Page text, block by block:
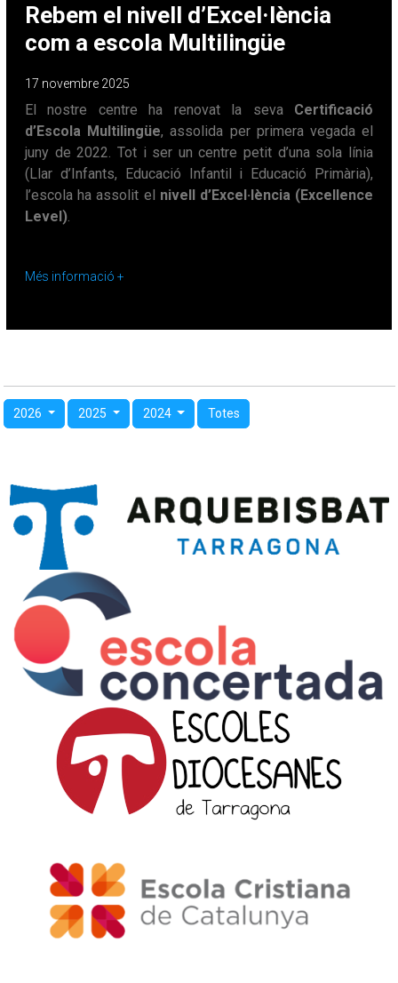
Rebem el nivell d’Excel·lència
com a escola Multilingüe
17 novembre 2025
El nostre centre ha renovat la seva Certificació
d’Escola Multilingüe, assolida per primera vegada el
juny de 2022. Tot i ser un centre petit d’una sola línia
(Llar d’Infants, Educació Infantil i Educació Primària),
l’escola ha assolit el nivell d’Excel·lència (Excellence
Level)
Més informació +
2026 2025 2024 Totes